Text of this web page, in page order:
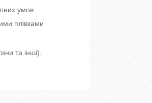
умов:
плівками
та інші).